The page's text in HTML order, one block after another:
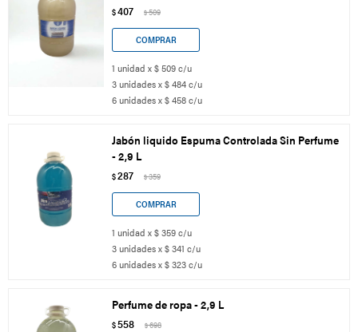
$407 $509
1 unidad x $ 509 c/u
3 unidades x $ 484 c/u
6 unidades x $ 458 c/u
Jabón liquido Espuma Controlada Sin Perfume
- 2,9 L
$287 $359
1 unidad x $ 359 c/u
3 unidades x $ 341 c/u
6 unidades x $ 323 c/u
Perfume de ropa - 2,9 L
$558 $698